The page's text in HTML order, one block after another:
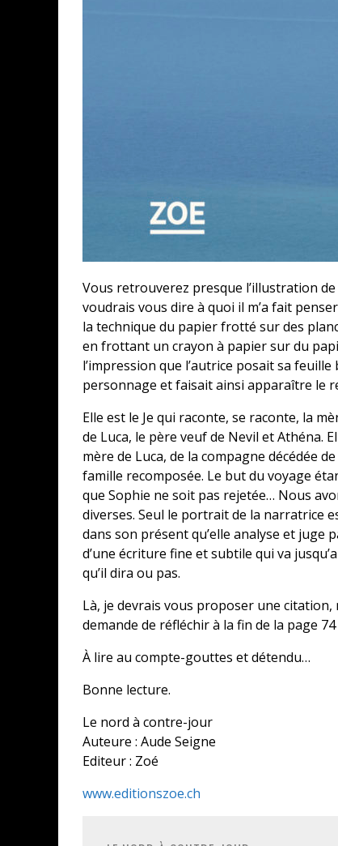
Vous retrouverez presque l’illustration
voudrais vous dire à quoi il m’a fait
la technique du papier frotté sur des
en frottant un crayon à papier sur du
l’impression que l’autrice posait sa
personnage et faisait ainsi apparaître le
Elle est le Je qui raconte, se raconte, la
de Luca, le père veuf de Nevil et Athéna.
mère de Luca, de la compagne décédée
famille recomposée. Le but du voyage
que Sophie ne soit pas rejetée… Nous
diverses. Seul le portrait de la narratrice
dans son présent qu’elle analyse et juge
d’une écriture fine et subtile qui va
qu’il dira ou pas.
Là, je devrais vous proposer une
demande de réfléchir à la fin de la page
À lire au compte-gouttes et détendu…
Bonne lecture.
Le nord à contre-jour
Auteure : Aude Seigne
Editeur : Zoé
www.editionszoe.ch